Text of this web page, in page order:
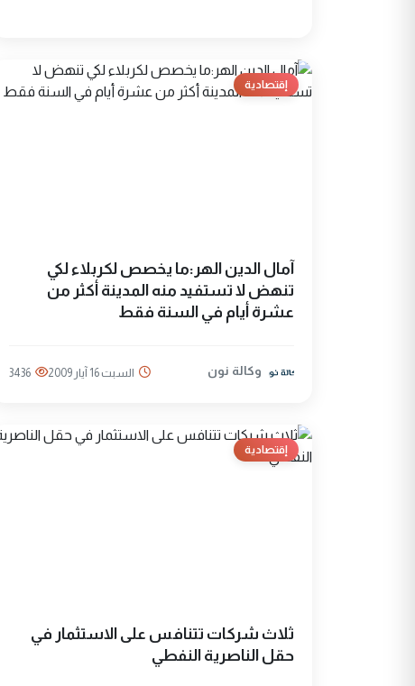
إقتصادية
آمال الدين الهر:ما يخصص لكربلاء لكي
تنهض لا تستفيد منه المدينة أكثر من
عشرة أيام في السنة فقط
وكالة نون السبت 16 آيار 2009 3436
إقتصادية
ثلاث شركات تتنافس على الاستثمار في
حقل الناصرية النفطي